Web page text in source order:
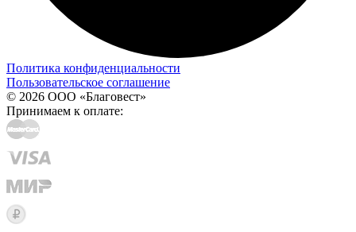
Политика конфиденциальности
Пользовательское соглашение
© 2026 ООО «Благовест»
Принимаем к оплате: